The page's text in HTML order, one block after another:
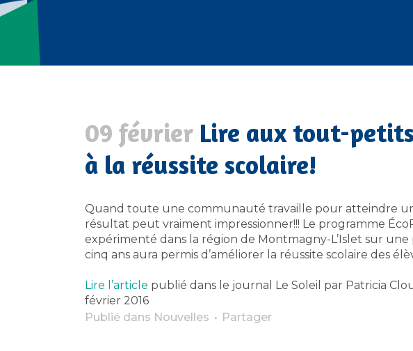
09 février Lire aux tout-
à la réussite scolaire!
Quand toute une communauté travaille pour atteindre
résultat peut vraiment impressionner!!! Le programme
expérimenté dans la région de Montmagny-L’Islet sur une
cinq ans aura permis d’améliorer la réussite scolaire des
Lire l’article publié dans le journal Le Soleil par Patricia
février 2016
Publié dans Nouvelles Partager